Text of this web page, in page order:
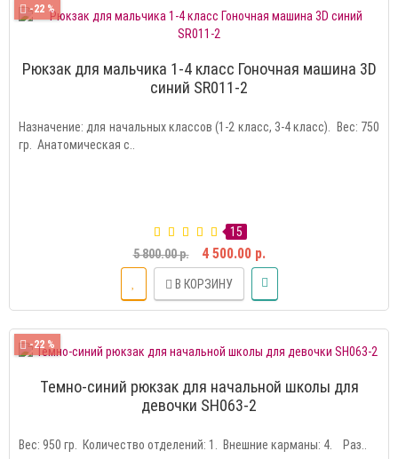
-22 %
Рюкзак для мальчика 1-4 класс Гоночная машина 3D
синий SR011-2
Назначение: для начальных классов (1-2 класс, 3-4 класс). Вес: 750
гр. Анатомическая с..
15
5 800.00 р.
4 500.00 р.
В КОРЗИНУ
-22 %
Темно-синий рюкзак для начальной школы для
девочки SH063-2
Вес: 950 гр. Количество отделений: 1. Внешние карманы: 4. Раз..